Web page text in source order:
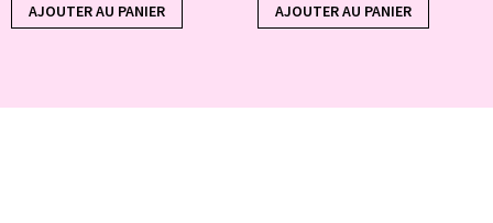
AJOUTER AU PANIER AJOUTER AU PANIER